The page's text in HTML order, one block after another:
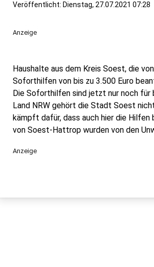
Veröffentlicht: Dienstag, 27.07.2021 07:28
Anzeige
Haushalte aus dem Kreis Soest, die
Soforthilfen von bis zu 3.500 Euro
Die Soforthilfen sind jetzt nur noch
Land NRW gehört die Stadt Soest
kämpft dafür, dass auch hier die Hilfen
von Soest-Hattrop wurden von den
Anzeige